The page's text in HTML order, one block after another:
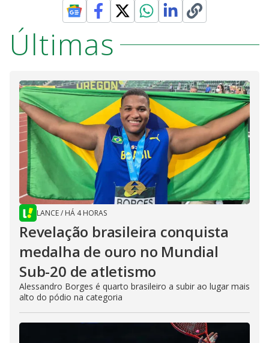
Últimas
LANCE/ HÁ 4 HORAS
Revelação brasileira conquista
medalha de ouro no Mundial
Sub-20 de atletismo
Alessandro Borges é quarto brasileiro a subir ao lugar mais
alto do pódio na categoria